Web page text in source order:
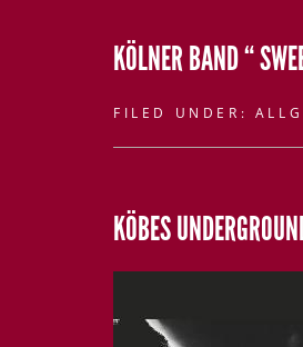
KÖLNER BAND “
FILED UNDER:
KÖBES